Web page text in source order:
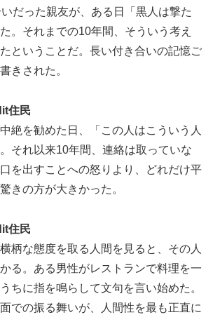
だった親友が、ある日「黒人は撃た
。それまでの10年間、そういう考え
ということだ。長い付き合いの記憶ご
きされた。
住民
絶を勧めた日、「この人はこういう人
それ以来10年間、連絡は取っていな
を出すことへの怒りより、どれだけ平
きの方が大きかった。
住民
柄な態度を取る人間を見ると、その人
る。ある男性がレストランで料理を一
ちに指を鳴らして文句を言い始めた。
での振る舞いが、人間性を最も正直に